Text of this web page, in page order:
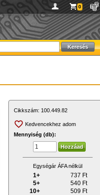
0
Cikkszám: 100.449.82
Kedvencekhez adom
Mennyiség (db):
Egységár ÁFA nélkül
1+ 737 Ft
5+
540 Ft
10+
509 Ft